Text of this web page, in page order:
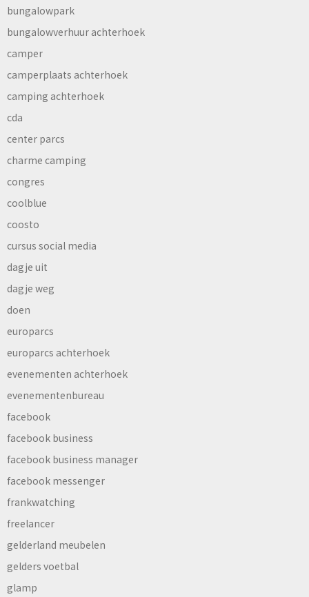
bungalowpark
bungalowverhuur achterhoek
camper
camperplaats achterhoek
camping achterhoek
cda
center parcs
charme camping
congres
coolblue
coosto
cursus social media
dagje uit
dagje weg
doen
europarcs
europarcs achterhoek
evenementen achterhoek
evenementenbureau
facebook
facebook business
facebook business manager
facebook messenger
frankwatching
freelancer
gelderland meubelen
gelders voetbal
glamp